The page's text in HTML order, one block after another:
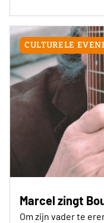
CULTURELE
Marcel zingt
Om zijn vader te